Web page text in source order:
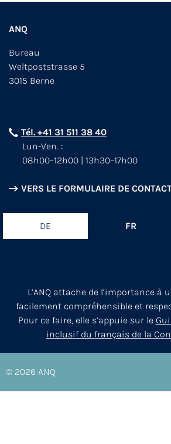
ANQ
Bureau
Weltpoststrasse 5
3015 Berne
Tél. +41 31 511 38 40
Lun-Ven. :
08h00–12h00 | 13h30–17h00
VERS LE FORMULAIRE DE
DE FR
L’ANQ attache de l’importance à
facilement compréhensible et
Pour ce faire, elle s’appuie sur le
inclusif du français de la
© 2026 ANQ